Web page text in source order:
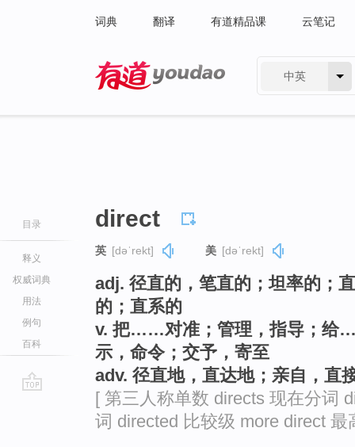
词典 翻译 有道精品课 云笔记
中英
目录
释义
权威词典
用法
例句
百科
direct
英 [dəˈrekt] 美 [dəˈrekt]
adj. 径直的，笔直的；坦率的；
的；直系的
v. 把……对准；管理，指导；给
示，命令；交予，寄至
adv. 径直地，直达地；亲自，直
[ 第三人称单数 directs 现在分词
词 directed 比较级 more direct 最